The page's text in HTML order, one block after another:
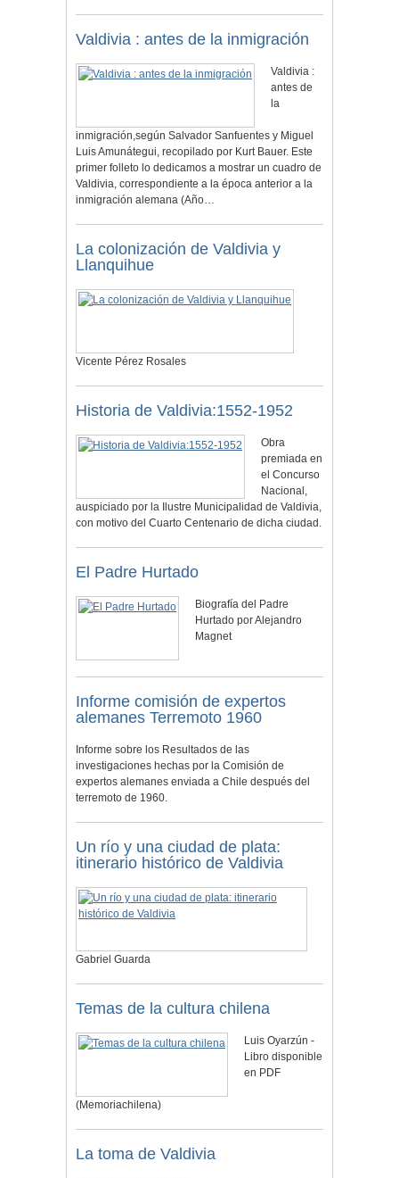
Valdivia : antes de la inmigración
Valdivia :
antes de
la
inmigración,según Salvador Sanfuentes y Miguel
Luis Amunátegui, recopilado por Kurt Bauer. Este
primer folleto lo dedicamos a mostrar un cuadro de
Valdivia, correspondiente a la época anterior a la
inmigración alemana (Año…
La colonización de Valdivia y
Llanquihue
Vicente Pérez Rosales
Historia de Valdivia:1552-1952
Obra
premiada en
el Concurso
Nacional,
auspiciado por la Ilustre Municipalidad de Valdivia,
con motivo del Cuarto Centenario de dicha ciudad.
El Padre Hurtado
Biografía del Padre
Hurtado por Alejandro
Magnet
Informe comisión de expertos
alemanes Terremoto 1960
Informe sobre los Resultados de las
investigaciones hechas por la Comisión de
expertos alemanes enviada a Chile después del
terremoto de 1960.
Un río y una ciudad de plata:
itinerario histórico de Valdivia
Gabriel Guarda
Temas de la cultura chilena
Luis Oyarzún -
Libro disponible
en PDF
(Memoriachilena)
La toma de Valdivia